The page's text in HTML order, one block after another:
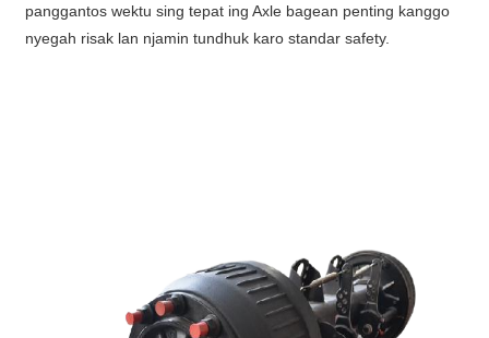
panggantos wektu sing tepat ing Axle bagean penting kanggo
nyegah risak lan njamin tundhuk karo standar safety.